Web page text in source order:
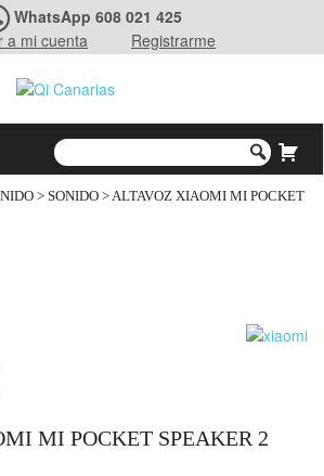
WhatsApp 608 021 425
a mi cuenta
Registrarme
> SONIDO > ALTAVOZ XIAOMI MI POCKET
MI POCKET SPEAKER 2